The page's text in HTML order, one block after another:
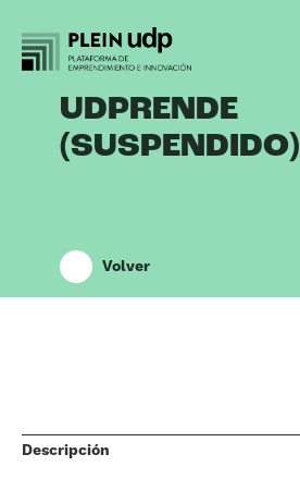
UDPRENDE
(SUSPENDIDO)
Volver
Descripción